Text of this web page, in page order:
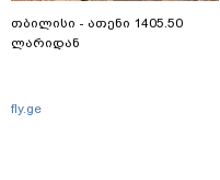
თბილისი - ათენი 1405.50
ლარიდან